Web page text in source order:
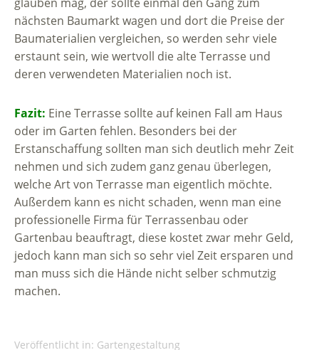
nächsten Baumarkt wagen und dort die Preise der
Baumaterialien vergleichen, so werden sehr viele
erstaunt sein, wie wertvoll die alte Terrasse und
deren verwendeten Materialien noch ist.
Fazit: Eine Terrasse sollte auf keinen Fall am Haus
oder im Garten fehlen. Besonders bei der
Erstanschaffung sollten man sich deutlich mehr Zeit
nehmen und sich zudem ganz genau überlegen,
welche Art von Terrasse man eigentlich möchte.
Außerdem kann es nicht schaden, wenn man eine
professionelle Firma für Terrassenbau oder
Gartenbau beauftragt, diese kostet zwar mehr Geld,
jedoch kann man sich so sehr viel Zeit ersparen und
man muss sich die Hände nicht selber schmutzig
machen.
Veröffentlicht in: Gartengestaltung